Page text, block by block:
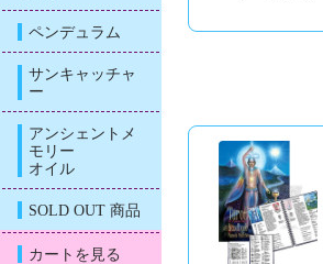
ペンデュラム
サンキャッチャ
ー
アンシェントメ
モリー
オイル
SOLD OUT 商品
カートを見る